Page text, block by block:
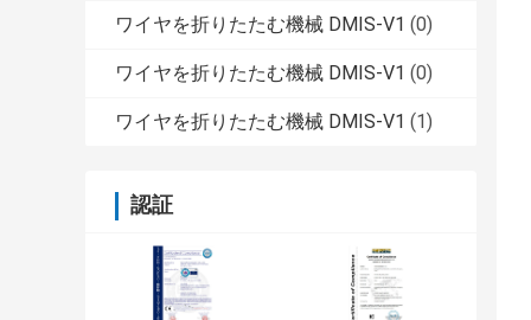
ワイヤを折りたたむ機械 DMIS-V1 (0)
ワイヤを折りたたむ機械 DMIS-V1 (0)
ワイヤを折りたたむ機械 DMIS-V1 (1)
認証